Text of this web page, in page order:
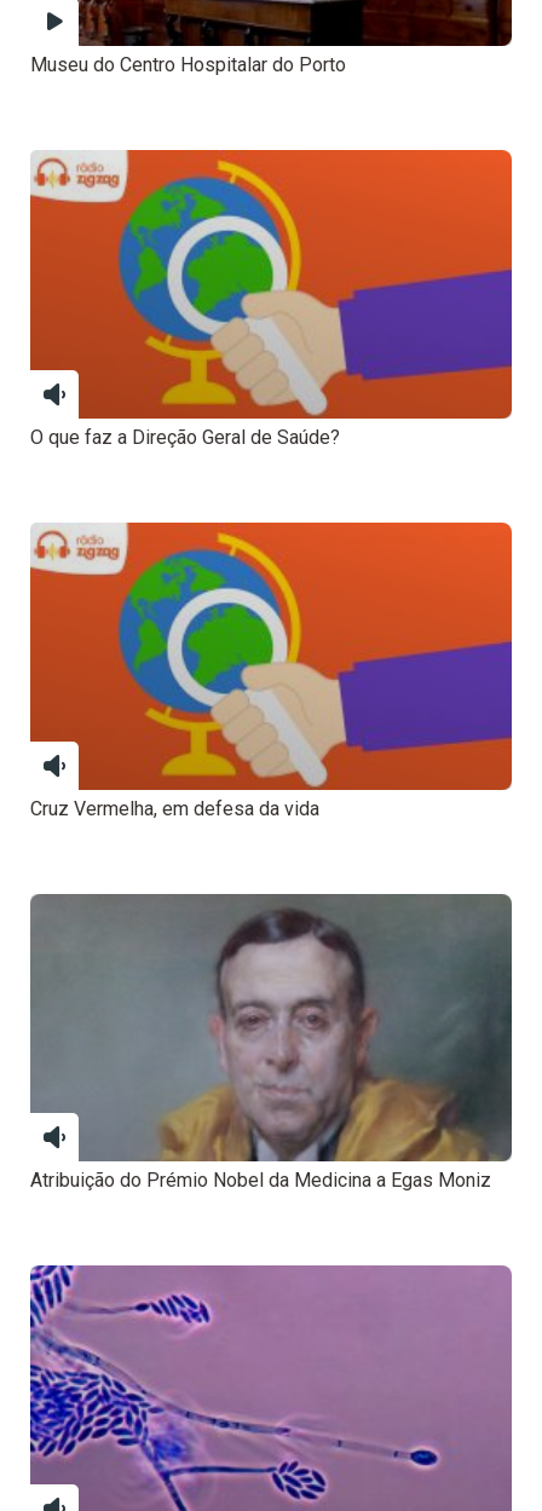
Museu do Centro Hospitalar do Porto
O que faz a Direção Geral de Saúde?
Cruz Vermelha, em defesa da vida
Atribuição do Prémio Nobel da Medicina a Egas Moniz